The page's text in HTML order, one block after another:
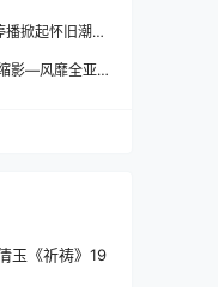
掀起怀旧潮，
影—风靡全亚
玉《祈祷》19